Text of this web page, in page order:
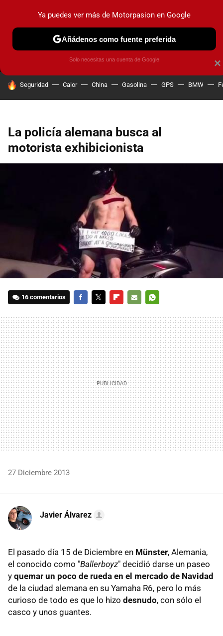
MENÚ NUEVO
COCHES ELÉCTRICOS OBSERVATORIO
HOY SE HABLA DE
Seguridad Calor China Gasolina GPS BMW
La policía alemana busca al
motorista exhibicionista
16 comentarios
MAIL
27 Diciembre 2013
Javier Álvarez
El pasado día 15 de Diciembre en Münster, Alemania,
el conocido como "Ballerboyz" decidió darse un paseo
y quemar un poco de rueda en el mercado de Navidad
de la ciudad alemana en su Yamaha R6, pero lo más
curioso de todo es que lo hizo desnudo, con sólo el
casco y unos guantes.
×
Ya puedes ver más de Motorpasion en Google
Añádenos como fuente preferida
Solo necesitas una cuenta de Google